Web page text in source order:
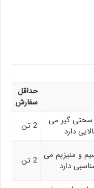
حداقل
سفارش
سختی گیر می
دارد
2 تن
و منیزیم می
دارد
2 تن